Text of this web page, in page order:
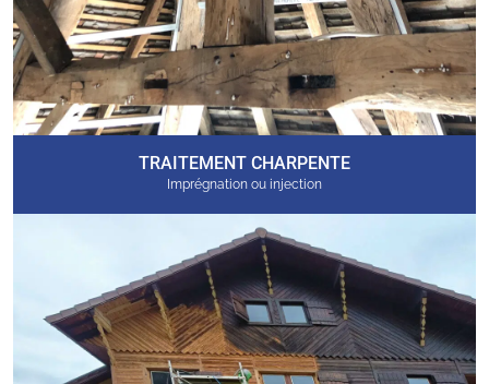
TRAITEMENT CHARPENTE
Imprégnation ou injection